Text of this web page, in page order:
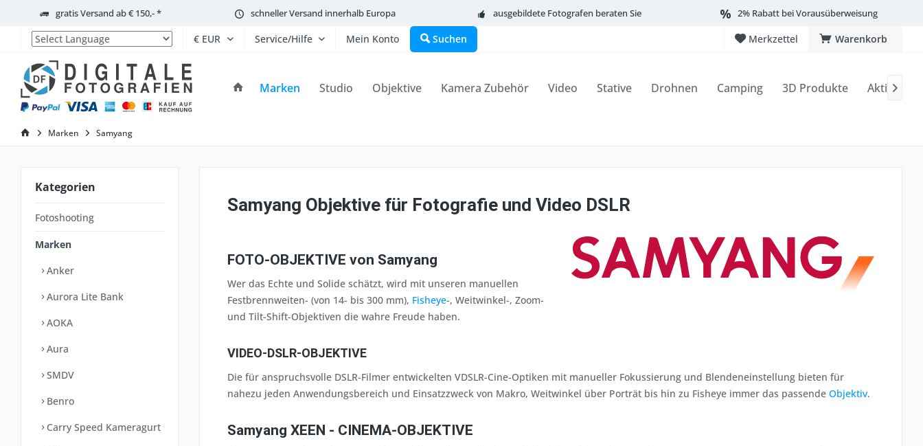
gratis Versand ab € 150,- * schneller Versand innerhalb Europa ausgebildete Fotografen beraten Sie 2% Rabatt bei Vorausüberweisung
Powered by
Warenkorb
Merkzettel
Service/Hilfe Mein Konto Suchen
Marken Studio Objektive Kamera Zubehör Video Stative Drohnen Camping 3D Produkte Aktionen

Marken Samyang
Kategorien
Fotoshooting
Marken
Anker
Aurora Lite Bank
AOKA
Aura
SMDV
Benro
Carry Speed Kameragurt
Samyang Objektive für Fotografie und Video DSLR
FOTO-OBJEKTIVE von Samyang
Wer das Echte und Solide schätzt, wird mit unseren manuellen
Festbrennweiten- (von 14- bis 300 mm), Fisheye-, Weitwinkel-, Zoom-
und Tilt-Shift-Objektiven die wahre Freude haben.
VIDEO-DSLR-OBJEKTIVE
Die für anspruchsvolle DSLR-Filmer entwickelten VDSLR-Cine-Optiken mit manueller Fokussierung und Blendeneinstellung bieten für
nahezu jeden Anwendungsbereich und Einsatzzweck von Makro, Weitwinkel über Porträt bis hin zu Fisheye immer das passende Objektiv.
Samyang XEEN - CINEMA-OBJEKTIVE